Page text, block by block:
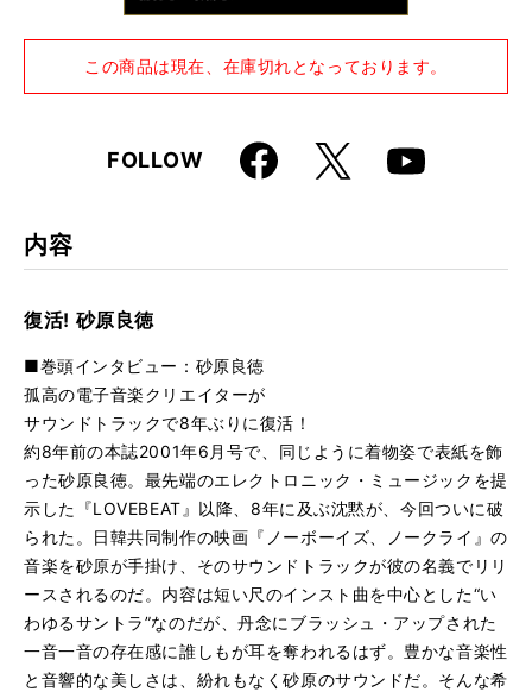
この商品は現在、在庫切れとなっております。
FOLLOWFaceboo
k
X Youtube
内容
復活! 砂原良徳
■巻頭インタビュー：砂原良徳
孤高の電子音楽クリエイターが
サウンドトラックで8年ぶりに復活！
約8年前の本誌2001年6月号で、同じように着物姿で表紙を飾
った砂原良徳。最先端のエレクトロニック・ミュージックを提
示した『LOVEBEAT』以降、8年に及ぶ沈黙が、今回ついに破
られた。日韓共同制作の映画『ノーボーイズ、ノークライ』の
音楽を砂原が手掛け、そのサウンドトラックが彼の名義でリリ
ースされるのだ。内容は短い尺のインスト曲を中心とした“い
わゆるサントラ”なのだが、丹念にブラッシュ・アップされた
一音一音の存在感に誰しもが耳を奪われるはず。豊かな音楽性
と音響的な美しさは、紛れもなく砂原のサウンドだ。そんな希